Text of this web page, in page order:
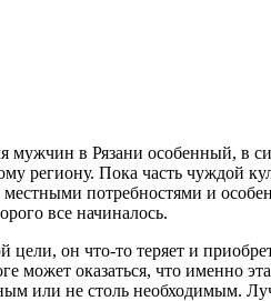
в Рязани особенный, в
региону. Пока часть чуждой
потребностями и
все начиналось.
он что-то теряет и
оказаться, что именно
или не столь необходимым.